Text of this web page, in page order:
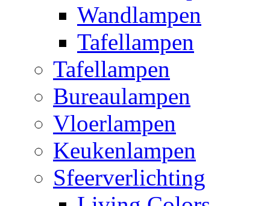
Wandlampen
Tafellampen
Tafellampen
Bureaulampen
Vloerlampen
Keukenlampen
Sfeerverlichting